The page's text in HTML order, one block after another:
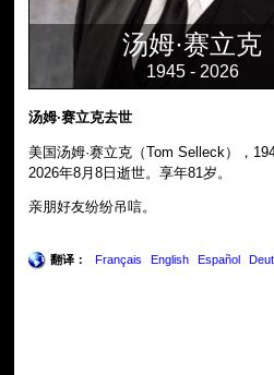
汤姆·赛立克
1945 - 2026
汤姆·赛立克去世
美国汤姆·赛立克（Tom Selleck），
2026年8月8日逝世。享年81岁。
亲朋好友纷纷吊唁。
翻译： Français English Español